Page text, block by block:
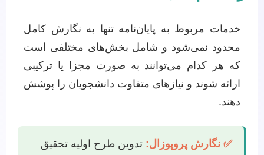
خدمات مربوط به پایان‌نامه تنها به نگارش کامل
محدود نمی‌شود و شامل بخش‌های مختلفی است
که هر کدام می‌توانند به صورت مجزا یا ترکیبی
ارائه شوند و نیازهای متفاوت دانشجویان را پوشش
دهند.
✅ نگارش پروپوزال: تدوین طرح اولیه تحقیق